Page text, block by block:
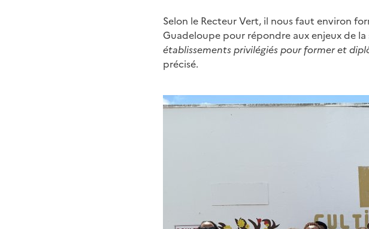
Selon le Recteur Vert, il nous faut environ
Guadeloupe pour répondre aux enjeux de
établissements privilégiés pour former et
précisé.